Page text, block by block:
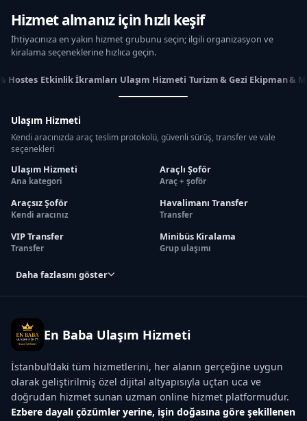
Hizmet almanız için hızlı keşif
İhtiyacınıza en yakın hizmet grubunu seçin; ilgili organizasyon ve
kiralama seçeneklerine hızlıca geçin.
Hostes Etkinlik İkramları Ulaşım Hizmeti Turizm & Gezi Ekipman &
Ulaşım Hizmeti
Kendi aracınızda araç teslim protokolü, güvenli sürüş, transfer ve vale
seçenekleri
Ulaşım Hizmeti
Ana kategori
Araçlı Şoför
Araç + şoför
Araçsız Şoför
Kendi aracınız
Havalimanı Transfer
Transfer
VIP Transfer
Transfer
Minibüs Kiralama
Grup ulaşımı
Daha fazlasını göster
En Baba Ulaşım Hizmeti
İstanbul’daki tüm hizmetlerini, her alanın gerçeğine uygun
olarak geliştirilmiş özel dijital altyapısıyla uçtan uca ve
doğrudan hizmet sunan uzman online hizmet platformudur.
Ezbere dayalı çözümler yerine, işin doğasına göre şekillenen